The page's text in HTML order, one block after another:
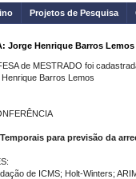
Projetos de Pesquisa
Jorge Henrique Barros Lemos
de MESTRADO foi
Barros Lemos
para previsão da
de ICMS; Holt-Winters;